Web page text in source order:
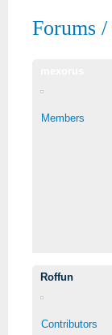
Forums /
Members
Roffun
Contributors